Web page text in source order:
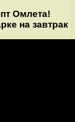
Омлета!
на завтрак